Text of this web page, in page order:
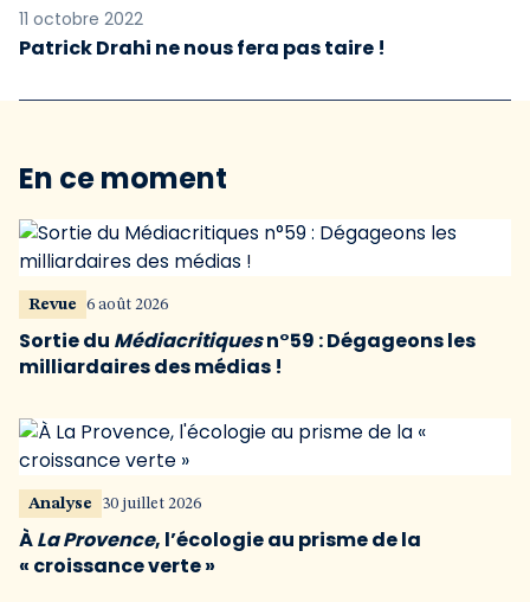
11 octobre 2022
Patrick Drahi ne nous fera pas taire !
En ce moment
Revue 6 août 2026
Sortie du Médiacritiquesn°59 : Dégageons les
milliardaires des médias !
Analyse 30 juillet 2026
ÀLa Provence, l’écologie au prisme de la
« croissance verte »